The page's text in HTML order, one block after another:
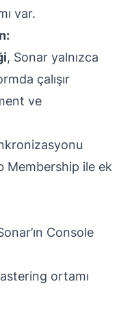
var.
, Sonar yalnızca
çalışır
ve
Membership ile ek
Console
ortamı